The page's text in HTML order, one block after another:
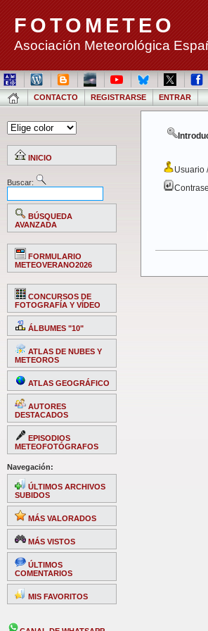
FOTOMETEO
Asociación Meteorológica
CONTACTO REGISTRARSE ENTRAR
INICIO
Buscar:
BÚSQUEDA
AVANZADA
FORMULARIO
METEOVERANO2026
CONCURSOS DE
FOTOGRAFÍA Y VÍDEO
ÁLBUMES "10"
ATLAS DE NUBES Y
METEOROS
ATLAS GEOGRÁFICO
AUTORES
DESTACADOS
EPISODIOS
METEOFOTÓGRAFOS
Navegación:
ÚLTIMOS ARCHIVOS
SUBIDOS
MÁS VALORADOS
MÁS VISTOS
ÚLTIMOS
COMENTARIOS
MIS FAVORITOS
Usuario